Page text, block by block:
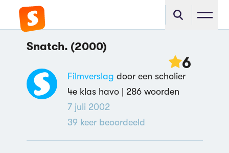
Snatch. (2000)
6
Filmverslag door een scholier
4e klas havo | 286 woorden
7 juli 2002
39 keer beoordeeld